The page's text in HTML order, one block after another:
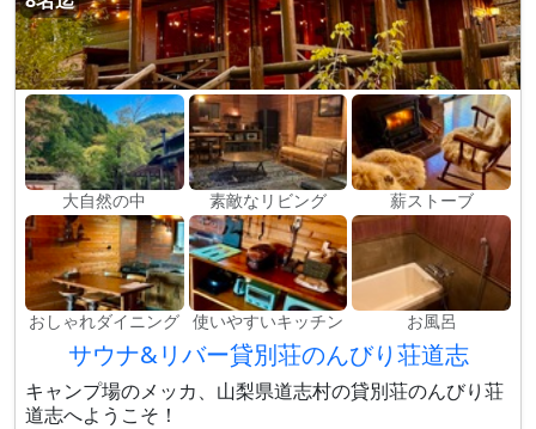
大自然の中 素敵なリビング 薪ストーブ
おしゃれダイニング 使いやすいキッチン お風呂
サウナ&リバー貸別荘のんびり荘道志
キャンプ場のメッカ、山梨県道志村の貸別荘のんびり荘
道志へようこそ！